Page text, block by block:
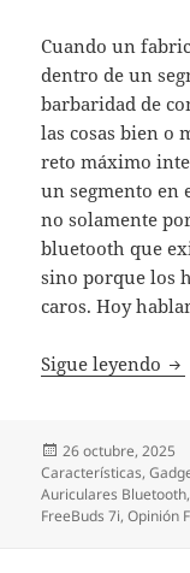
Cuando un
dentro de un
barbaridad de
las cosas bien o
reto máximo
un segmento en
no solamente
bluetooth que
sino porque los
caros. Hoy
Sigue leyendo
Publicado
el
26 octubre, 2025
Características,
Auriculares Bluetooth
FreeBuds 7i,Opinión